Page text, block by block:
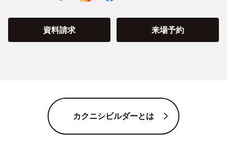
資料請求 来場予約
カクニシビルダーとは